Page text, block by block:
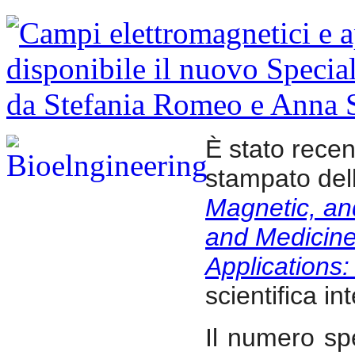
È stato
stampato
Magnetic,
and
scientifica
Il numero